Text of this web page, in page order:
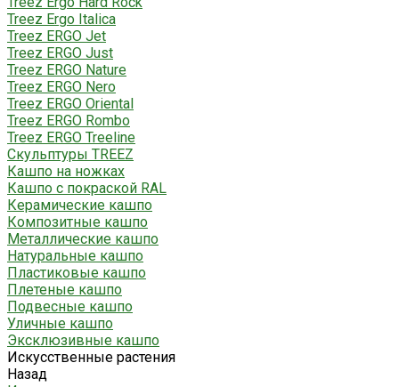
Treez Ergo Italica
Treez ERGO Jet
Treez ERGO Just
Treez ERGO Nature
Treez ERGO Nero
Treez ERGO Oriental
Treez ERGO Rombo
Treez ERGO Treeline
Скульптуры TREEZ
Кашпо на ножках
Кашпо с покраской RAL
Керамические кашпо
Композитные кашпо
Металлические кашпо
Натуральные кашпо
Пластиковые кашпо
Плетеные кашпо
Подвесные кашпо
Уличные кашпо
Эксклюзивные кашпо
Искусственные растения
Назад